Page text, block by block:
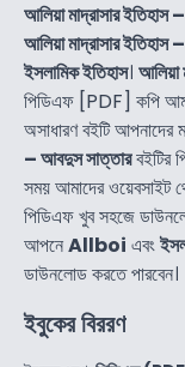
আলিয়া মাদ্রাসার
আলিয়া মাদ্রাসার
ইসলামিক ইতিহাস। আলিয়া
পিডিএফ [PDF] কপি
অসাধারণ বইটি আপনাদের
– আবদুস সাত্তারবইটির
সময় আমাদের ওয়েবসাইট
পিডিএফ খুব সহজে
আপনেAllboi এবং
ডাউনলোড করতে পারবেন।
ইবুকের বিররণ